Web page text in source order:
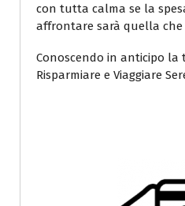
con tutta calma se la
affrontare sarà quella che
Conoscendo in anticipo la
Risparmiare e Viaggiare